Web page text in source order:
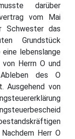
darüber
vom Mai
Schwester das
Grundstück
lebenslange
Herrn O und
des O
Ausgehend von
Herr O